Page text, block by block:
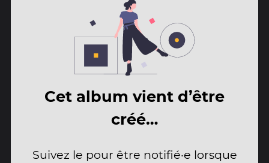
Cet album vient d’être
créé…
Suivez le pour être notifié·e lorsque